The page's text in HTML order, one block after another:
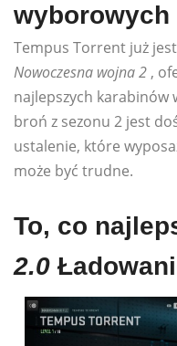
wyborowych
Tempus Torrent już jest
Nowoczesna wojna 2 ,
najlepszych karabinów
broń z sezonu 2 jest
ustalenie, które
może być trudne.
To, co
2.0